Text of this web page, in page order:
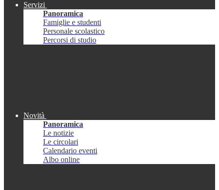
Servizi
Panoramica
Famiglie e studenti
Personale scolastico
Percorsi di studio
Novità
Panoramica
Le notizie
Le circolari
Calendario eventi
Albo online